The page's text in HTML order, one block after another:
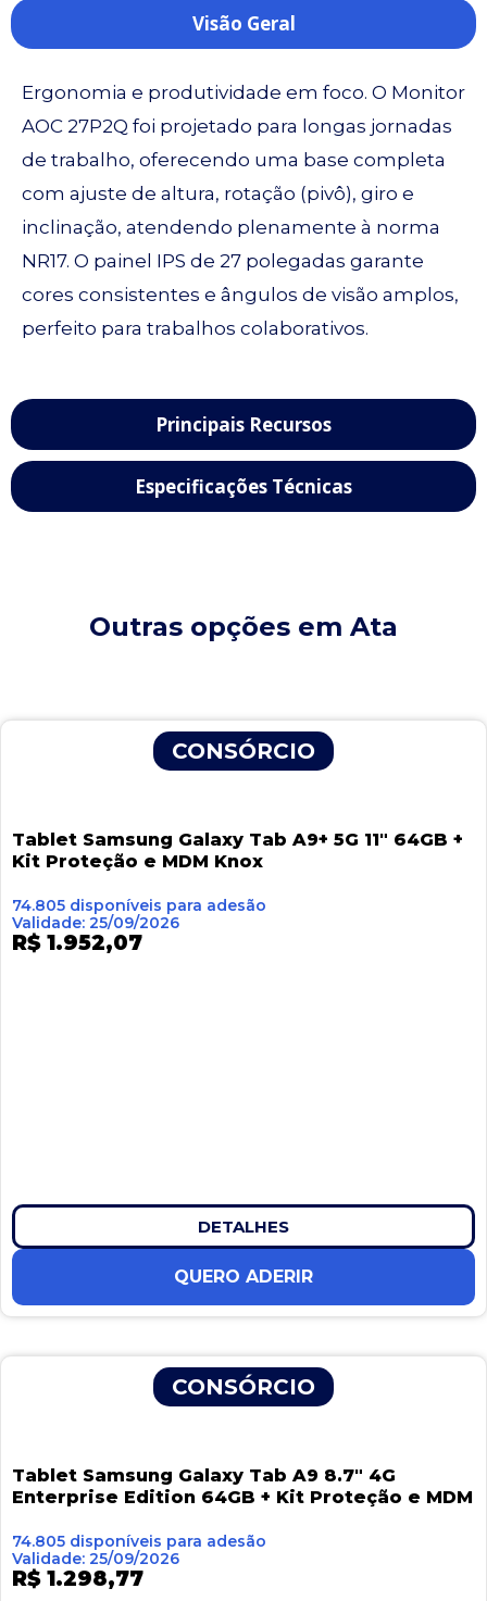
Visão Geral
Principais Recursos
Especificações Técnicas
Ergonomia e produtividade em foco. O Monitor
AOC 27P2Q foi projetado para longas jornadas
de trabalho, oferecendo uma base completa
com ajuste de altura, rotação (pivô), giro e
inclinação, atendendo plenamente à norma
NR17. O painel IPS de 27 polegadas garante
cores consistentes e ângulos de visão amplos,
perfeito para trabalhos colaborativos.
Outras opções em Ata
CONSÓRCIO
Tablet Samsung Galaxy Tab A9+ 5G 11″ 64GB +
Kit Proteção e MDM Knox
74.805 disponíveis para adesão
Validade: 25/09/2026
R$ 1.952,07
DETALHES
QUERO ADERIR
CONSÓRCIO
Tablet Samsung Galaxy Tab A9 8.7″ 4G
Enterprise Edition 64GB + Kit Proteção e MDM
74.805 disponíveis para adesão
Validade: 25/09/2026
R$ 1.298,77
Página
Página
Página
Página
Página